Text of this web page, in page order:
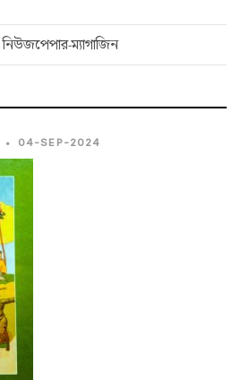
নিউজপেপার-ম্যাগাজিন
• 04-SEP-2024